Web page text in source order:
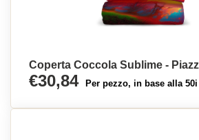
Coperta Coccola Sublime -
€30,84 Per pezzo, in base alla